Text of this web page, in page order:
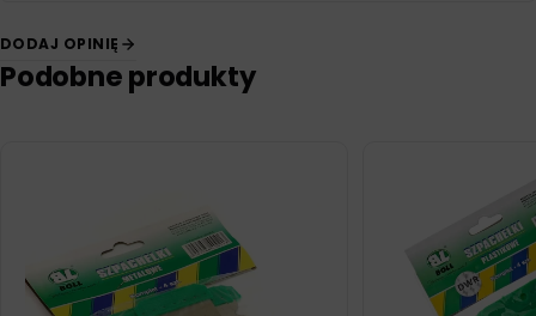
DODAJ OPINIĘ
Podobne produkty